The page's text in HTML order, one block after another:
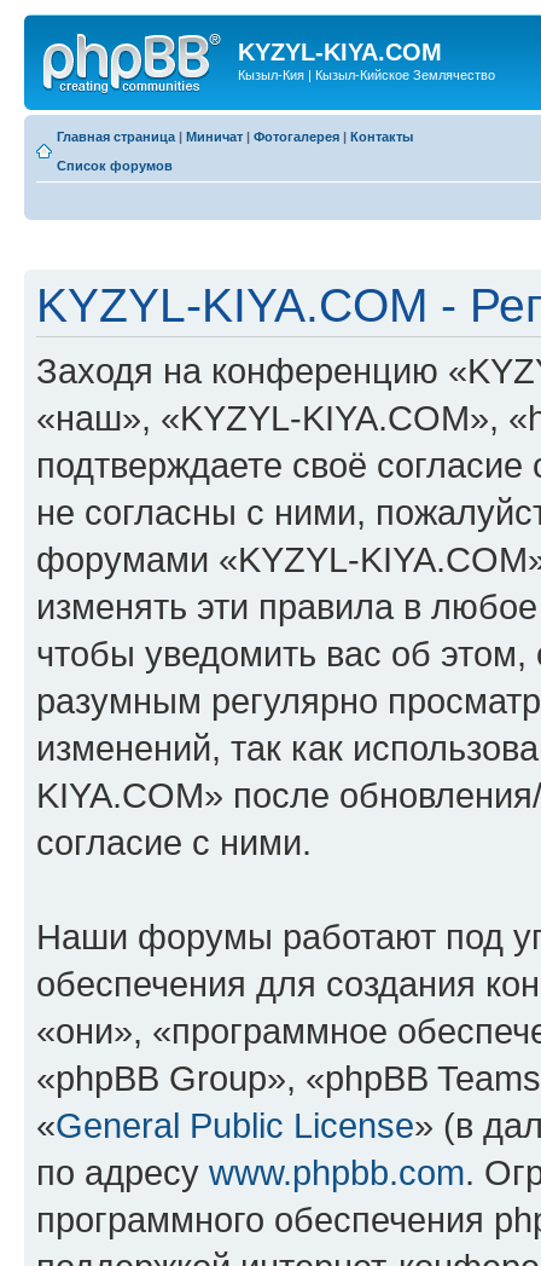
KYZYL-KIYA.COM
Кызыл-Кия | Кызыл-Кийское Землячество
Главная страница | Миничат | Фотогалерея | Контакты
Список форумов
KYZYL-KIYA.COM -
Заходя на конференцию
«наш», «KYZYL-KIYA.COM»,
подтверждаете своё
не согласны с ними,
форумами «KYZYL-
изменять эти правила в
чтобы уведомить вас об
разумным регулярно
изменений, так как
KIYA.COM» после
согласие с ними.
Наши форумы работают под
обеспечения для создания
«они», «программное
«phpBB Group», «phpBB
«General Public License» (в
по адресу www.phpbb.com.
программного обеспечения